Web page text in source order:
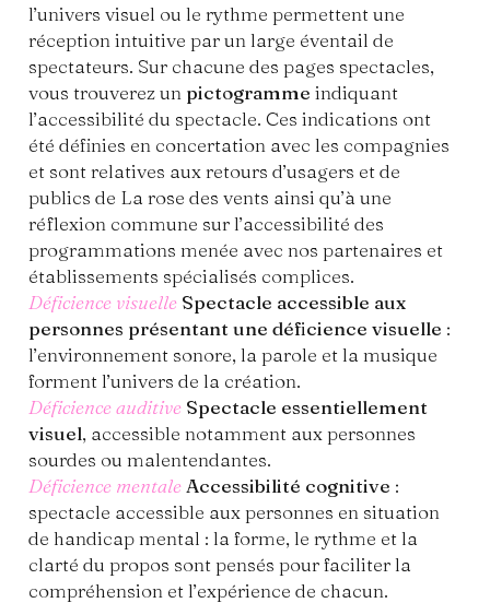
l’univers visuel ou le rythme permettent une
réception intuitive par un large éventail de
spectateurs. Sur chacune des pages spectacles,
vous trouverez un pictogramme indiquant
l’accessibilité du spectacle. Ces indications ont
été définies en concertation avec les compagnies
et sont relatives aux retours d’usagers et de
publics de La rose des vents ainsi qu’à une
réflexion commune sur l’accessibilité des
programmations menée avec nos partenaires et
établissements spécialisés complices.
Déficience visuelle Spectacle accessible aux
personnes présentant une déficience visuelle :
l’environnement sonore, la parole et la musique
forment l’univers de la création.
Déficience auditive Spectacle essentiellement
visuel, accessible notamment aux personnes
sourdes ou malentendantes.
Déficience mentale Accessibilité cognitive :
spectacle accessible aux personnes en situation
de handicap mental : la forme, le rythme et la
clarté du propos sont pensés pour faciliter la
compréhension et l’expérience de chacun.